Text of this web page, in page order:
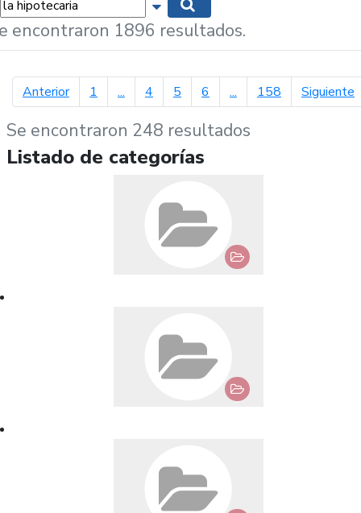
encontraron 1896 resultados.
Anteriorpágina anterior
1 ... 4 5 6 ... 158 Siguiente
Se encontraron 248 resultados
Listado de categorías